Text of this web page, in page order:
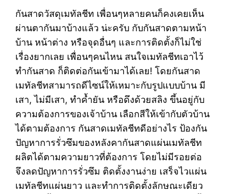
กันสาดวัสดุเมทัลชีท เพื่อนๆหลายคนก็คงเคยเห็น
ผ่านตากันมาบ้างแล้ว น่ะครับ กับกันสาดตามหน้า
บ้าน หน้าต่าง หรือจุดอื่นๆ และการติดตั้งก็ไม่ใช่
เรื่องยากเลย เพื่อนๆคนไหน สนใจเมทัลชีทเอาไว้
ทำกันสาด ก็ติดต่อกันเข้ามาได้เลย! โดยกันสาด
เมทัลชีทสามารถดีไซน์ให้เหมาะกับรูปแบบบ้าน มี
เสา, ไม่มีเสา, ทำค้ำยัน หรือดึงด้วยสลิง ขึ้นอยู่กับ
ความต้องการของเจ้าบ้าน เลือกสีให้เข้ากับตัวบ้าน
ได้ตามต้องการ กันสาดเมทัลชีทดีอย่างไร ป้องกัน
ปัญหาการรั่วซึมของหลังคากันสาดแผ่นเมทัลชีท
ผลิตได้ตามความยาวที่ต้องการ โดยไม่มีรอยต่อ
จึงลดปัญหาการรั่วซึม ติดตั้งงานง่าย เสร็จไวแผ่น
เมทัลชีทแผ่นยาว และทำการติดตั้งลักษณะเดียว